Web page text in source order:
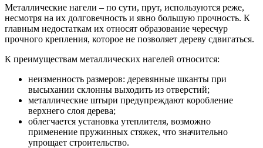
Металлические нагели – по сути, прут, используются реже,
несмотря на их долговечность и явно большую прочность. К
главным недостаткам их относят образование чересчур
прочного крепления, которое не позволяет дереву сдвигаться.
К преимуществам металлических нагелей относится:
неизменность размеров: деревянные шканты при
высыхании склонны выходить из отверстий;
металлические штыри предупреждают коробление
верхнего слоя дерева;
облегчается установка утеплителя, возможно
применение пружинных стяжек, что значительно
упрощает строительство.